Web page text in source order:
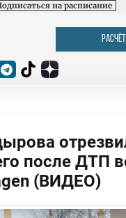
на расписание
после ДТП
(ВИДЕО)